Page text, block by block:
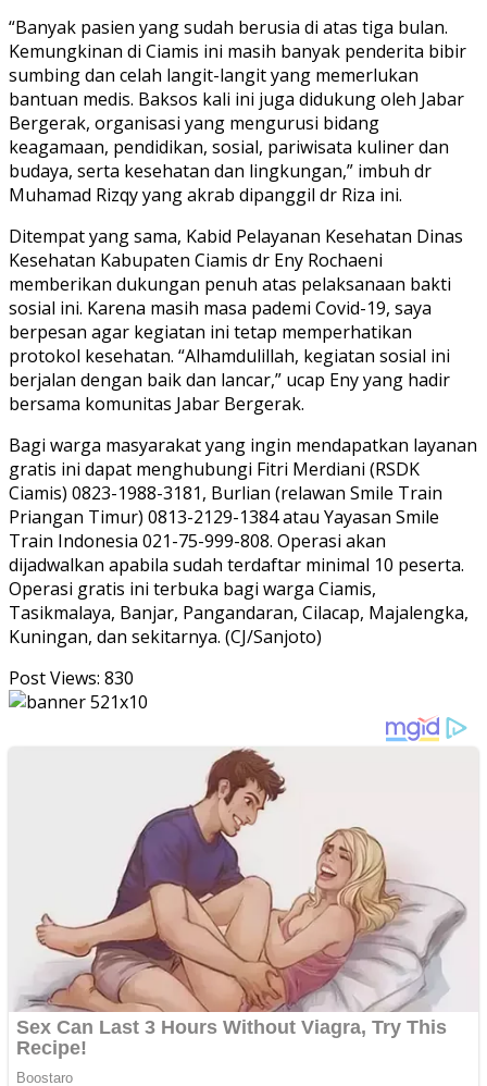
“Banyak pasien yang sudah berusia di atas tiga bulan.
Kemungkinan di Ciamis ini masih banyak penderita bibir
sumbing dan celah langit-langit yang memerlukan
bantuan medis. Baksos kali ini juga didukung oleh Jabar
Bergerak, organisasi yang mengurusi bidang
keagamaan, pendidikan, sosial, pariwisata kuliner dan
budaya, serta kesehatan dan lingkungan,” imbuh dr
Muhamad Rizqy yang akrab dipanggil dr Riza ini.
Ditempat yang sama, Kabid Pelayanan Kesehatan Dinas
Kesehatan Kabupaten Ciamis dr Eny Rochaeni
memberikan dukungan penuh atas pelaksanaan bakti
sosial ini. Karena masih masa pademi Covid-19, saya
berpesan agar kegiatan ini tetap memperhatikan
protokol kesehatan. “Alhamdulillah, kegiatan sosial ini
berjalan dengan baik dan lancar,” ucap Eny yang hadir
bersama komunitas Jabar Bergerak.
Bagi warga masyarakat yang ingin mendapatkan layanan
gratis ini dapat menghubungi Fitri Merdiani (RSDK
Ciamis) 0823-1988-3181, Burlian (relawan Smile Train
Priangan Timur) 0813-2129-1384 atau Yayasan Smile
Train Indonesia 021-75-999-808. Operasi akan
dijadwalkan apabila sudah terdaftar minimal 10 peserta.
Operasi gratis ini terbuka bagi warga Ciamis,
Tasikmalaya, Banjar, Pangandaran, Cilacap, Majalengka,
Kuningan, dan sekitarnya. (CJ/Sanjoto)
Post Views: 830